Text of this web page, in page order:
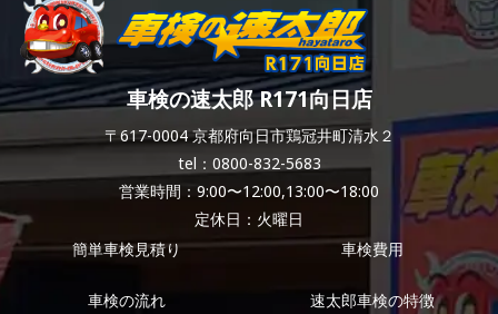
車検の速太郎 R171向日店
〒617-0004 京都府向日市鶏冠井町清水２
tel：0800-832-5683
営業時間：9:00〜12:00,13:00〜18:00
定休日：火曜日
簡単車検見積り
車検費用
車検の流れ 速太郎車検の特徴